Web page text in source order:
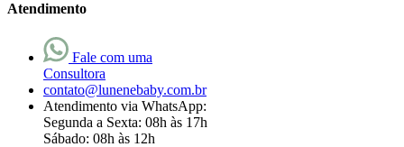
Atendimento
Fale com uma
Consultora
contato@lunenebaby.com.br
Atendimento via WhatsApp:
Segunda a Sexta: 08h às 17h
Sábado: 08h às 12h